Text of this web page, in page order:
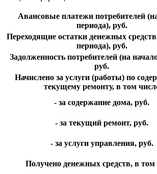
Авансовые платежи потребителей
периода), руб.
Переходящие остатки денежных
периода), руб.
Задолженность потребителей (на
руб.
Начислено за услуги (работы) по
текущему ремонту, в том
- за содержание дома, руб.
- за текущий ремонт, руб.
- за услуги управления, руб.
Получено денежных средств, в том